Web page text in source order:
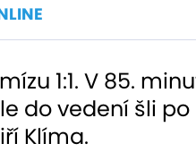
1:1. V 85.
do vedení šli
Klíma.